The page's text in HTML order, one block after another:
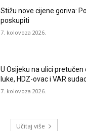
Stižu nove cijene goriva:
poskupiti
7. kolovoza 2026.
U Osijeku na ulici
luke, HDZ-ovac i VAR
7. kolovoza 2026.
Učitaj više